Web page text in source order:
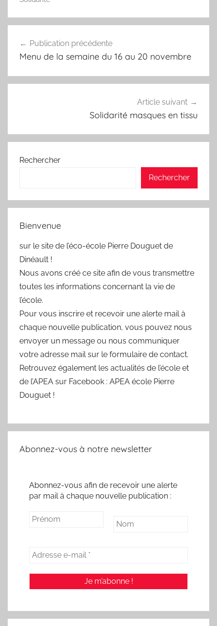
de
Publication précédente
Menu de la semaine du 16 au 20 novembre
Article suivant
Solidarité masques en tissu
Rechercher
Rechercher
Bienvenue
sur le site de l’éco-école Pierre Douguet de
Dinéault !
Nous avons créé ce site afin de vous transmettre
toutes les informations concernant la vie de
l’école.
Pour vous inscrire et recevoir une alerte mail à
chaque nouvelle publication, vous pouvez nous
envoyer un message ou nous communiquer
votre adresse mail sur le formulaire de contact.
Retrouvez également les actualités de l’école et
de l’APEA sur Facebook : APEA école Pierre
Douguet !
Abonnez-vous à notre newsletter
Abonnez-vous afin de recevoir une alerte
par mail à chaque nouvelle publication :